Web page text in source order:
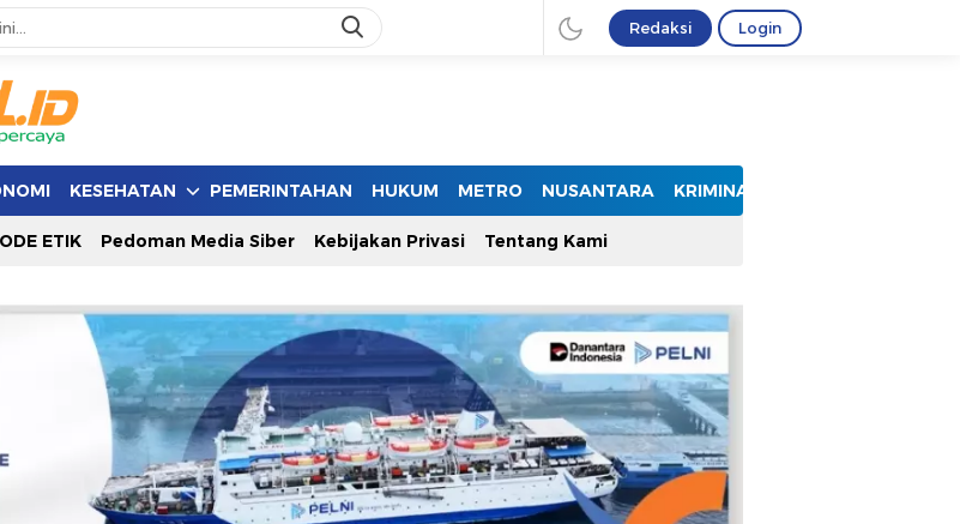
Redaksi Login
KESEHATAN PEMERINTAHAN HUKUM METRO NUSANTARA KRIMINAL
ETIK Pedoman Media Siber Kebijakan Privasi Tentang Kami